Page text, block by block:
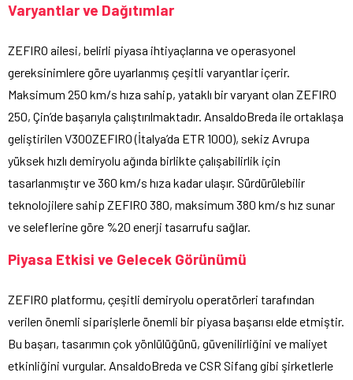
Varyantlar ve Dağıtımlar
ZEFIRO ailesi, belirli piyasa ihtiyaçlarına ve operasyonel
gereksinimlere göre uyarlanmış çeşitli varyantlar içerir.
Maksimum 250 km/s hıza sahip, yataklı bir varyant olan ZEFIRO
250, Çin’de başarıyla çalıştırılmaktadır. AnsaldoBreda ile ortaklaşa
geliştirilen V300ZEFIRO (İtalya’da ETR 1000), sekiz Avrupa
yüksek hızlı demiryolu ağında birlikte çalışabilirlik için
tasarlanmıştır ve 360 km/s hıza kadar ulaşır. Sürdürülebilir
teknolojilere sahip ZEFIRO 380, maksimum 380 km/s hız sunar
ve seleflerine göre %20 enerji tasarrufu sağlar.
Piyasa Etkisi ve Gelecek Görünümü
ZEFIRO platformu, çeşitli demiryolu operatörleri tarafından
verilen önemli siparişlerle önemli bir piyasa başarısı elde etmiştir.
Bu başarı, tasarımın çok yönlülüğünü, güvenilirliğini ve maliyet
etkinliğini vurgular. AnsaldoBreda ve CSR Sifang gibi şirketlerle